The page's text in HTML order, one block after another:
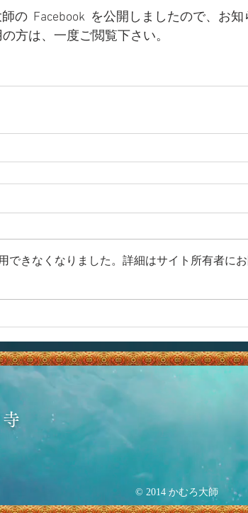
の  Facebook  を公開しましたので、お知
方は、一度ご閲覧下さい。
できなくなりました。詳細はサイト所有者に
© 2014 かむろ大師